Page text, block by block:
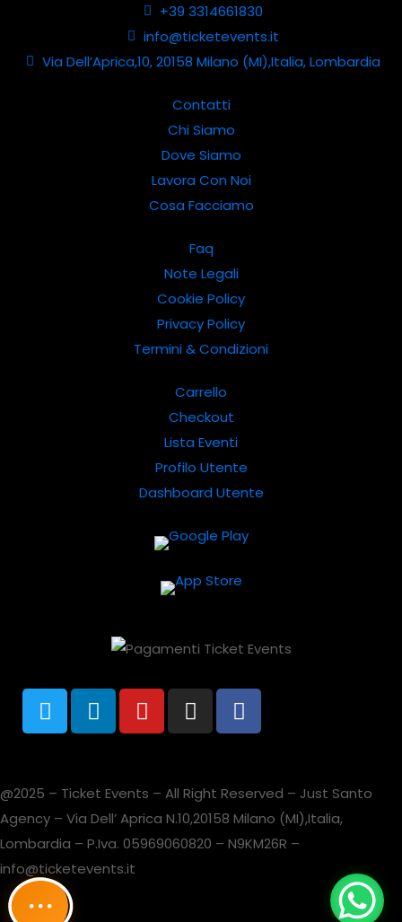
+39 3314661830
info@ticketevents.it
Via Dell’Aprica,10, 20158 Milano (MI),Italia, Lombardia
Contatti
Chi Siamo
Dove Siamo
Lavora Con Noi
Cosa Facciamo
Faq
Note Legali
Cookie Policy
Privacy Policy
Termini & Condizioni
Carrello
Checkout
Lista Eventi
Profilo Utente
Dashboard Utente
@2025 – Ticket Events – All Right Reserved – Just Santo
Agency – Via Dell’ Aprica N.10,20158 Milano (MI),Italia,
Lombardia – P.Iva. 05969060820 – N9KM26R –
info@ticketevents.it